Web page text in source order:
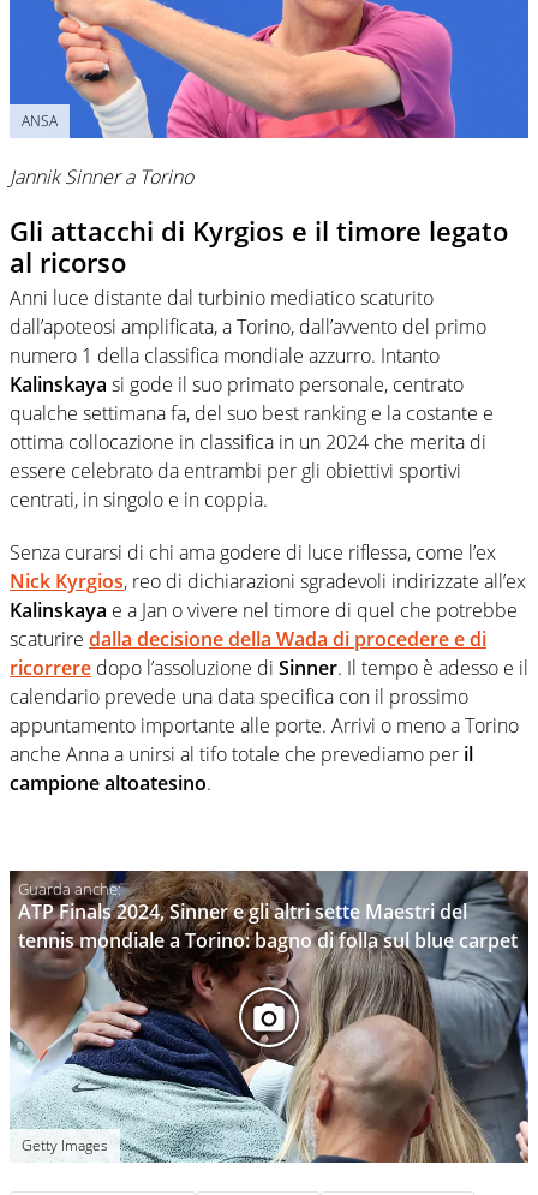
ANSA
Jannik Sinner a Torino
Gli attacchi di Kyrgios e il timore legato
al ricorso
Anni luce distante dal turbinio mediatico scaturito
dall’apoteosi amplificata, a Torino, dall’avvento del primo
numero 1 della classifica mondiale azzurro. Intanto
Kalinskaya si gode il suo primato personale, centrato
qualche settimana fa, del suo best ranking e la costante e
ottima collocazione in classifica in un 2024 che merita di
essere celebrato da entrambi per gli obiettivi sportivi
centrati, in singolo e in coppia.
Senza curarsi di chi ama godere di luce riflessa, come l’ex
Nick Kyrgios, reo di dichiarazioni sgradevoli indirizzate all’ex
Kalinskaya e a Jan o vivere nel timore di quel che potrebbe
scaturire dalla decisione della Wada di procedere e di
ricorrere dopo l’assoluzione di Sinner. Il tempo è adesso e il
calendario prevede una data specifica con il prossimo
appuntamento importante alle porte. Arrivi o meno a Torino
anche Anna a unirsi al tifo totale che prevediamo per il
campione altoatesino.
ATP Finals 2024, Sinner e gli altri sette Maestri del
tennis mondiale a Torino: bagno di folla sul blue carpet
Getty Images